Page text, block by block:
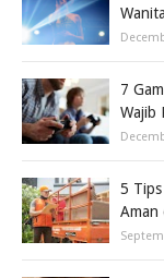
7
Wajib
5
Aman